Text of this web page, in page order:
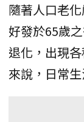
隨著人口老
好發於65歲
退化，出現
來說，日常